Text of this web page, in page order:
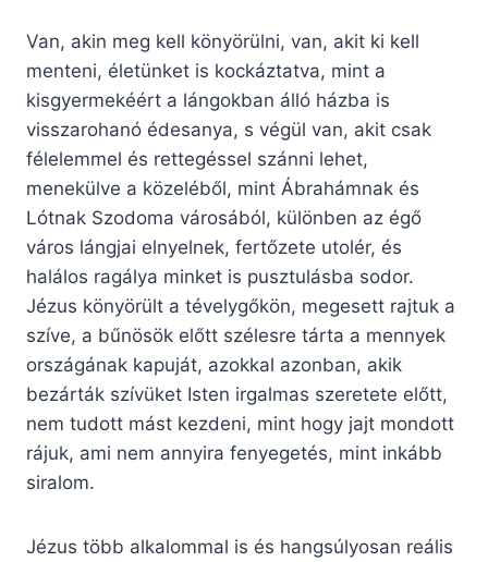
Van, akin meg kell könyörülni, van, akit ki kell
menteni, életünket is kockáztatva, mint a
kisgyermekéért a lángokban álló házba is
visszarohanó édesanya, s végül van, akit csak
félelemmel és rettegéssel szánni lehet,
menekülve a közeléből, mint Ábrahámnak és
Lótnak Szodoma városából, különben az égő
város lángjai elnyelnek, fertőzete utolér, és
halálos ragálya minket is pusztulásba sodor.
Jézus könyörült a tévelygőkön, megesett rajtuk a
szíve, a bűnösök előtt szélesre tárta a mennyek
országának kapuját, azokkal azonban, akik
bezárták szívüket Isten irgalmas szeretete előtt,
nem tudott mást kezdeni, mint hogy jajt mondott
rájuk, ami nem annyira fenyegetés, mint inkább
siralom.
Jézus több alkalommal is és hangsúlyosan reális